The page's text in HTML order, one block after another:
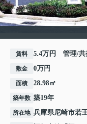
賃料 5.4万円 管理/共
敷金 0万円
面積 28.98㎡
築年数 築19年
所在地 兵庫県尼崎市若